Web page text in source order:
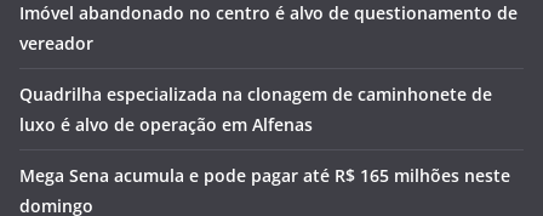
Imóvel abandonado no centro é alvo de questionamento de
vereador
Quadrilha especializada na clonagem de caminhonete de
luxo é alvo de operação em Alfenas
Mega Sena acumula e pode pagar até R$ 165 milhões neste
domingo